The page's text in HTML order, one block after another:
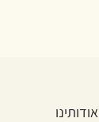
אודותינו